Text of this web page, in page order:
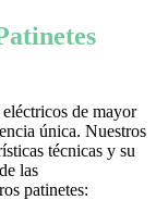
de mayor
única. Nuestros
técnicas y su
las
patinetes: